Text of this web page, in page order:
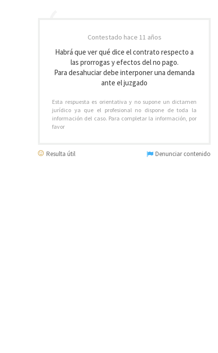
Contestado hace 11 años
Habrá que ver qué dice el contrato respecto a
las prorrogas y efectos del no pago.
Para desahuciar debe interponer una demanda
ante el juzgado
Esta respuesta es orientativa y no supone un dictamen
jurídico ya que el profesional no dispone de toda la
información del caso. Para completar la información, por
favor
Resulta útil Denunciar contenido